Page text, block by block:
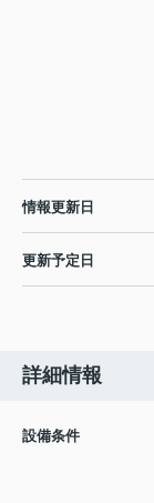
情報更新日
更新予定日
詳細情報
設備条件